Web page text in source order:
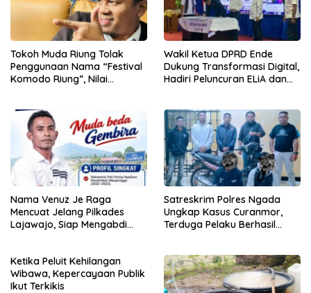
Tokoh Muda Riung Tolak
Penggunaan Nama “Festival
Komodo Riung”, Nilai
Wakil Ketua DPRD Ende
Dukung Transformasi Digital,
Hadiri Peluncuran ELiA dan
Nama Venuz Je Raga
Mencuat Jelang Pilkades
Lajawajo, Siap Mengabdi
Satreskrim Polres Ngada
Ungkap Kasus Curanmor,
Terduga Pelaku Berhasil
Ketika Peluit Kehilangan
Wibawa, Kepercayaan Publik
Ikut Terkikis